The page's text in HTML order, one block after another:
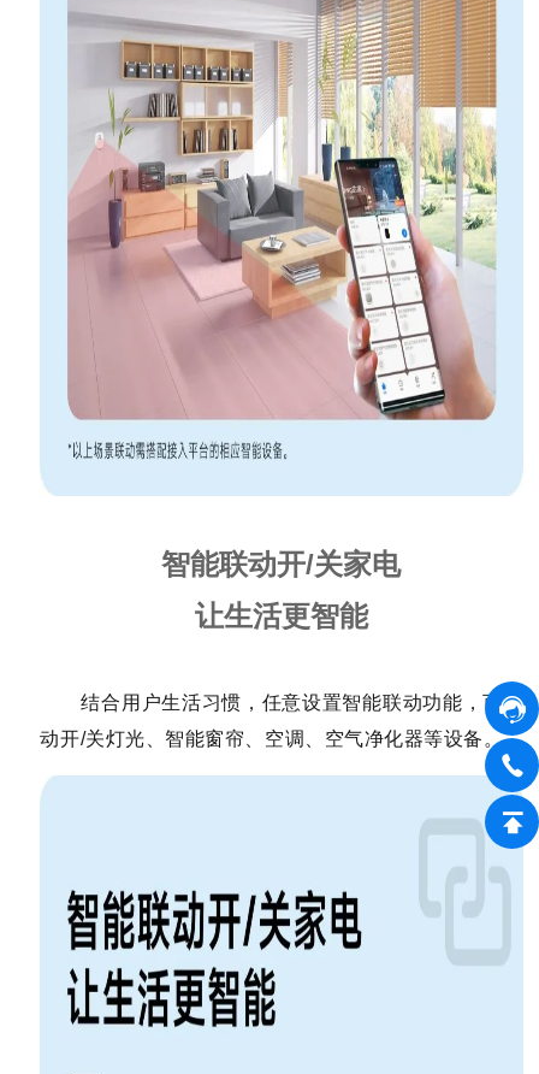
智能联动开/关家电
让生活更智能
结合用户生活习惯，任意设置智能联动功能，可联
动开/关灯光、智能窗帘、空调、空气净化器等设备。